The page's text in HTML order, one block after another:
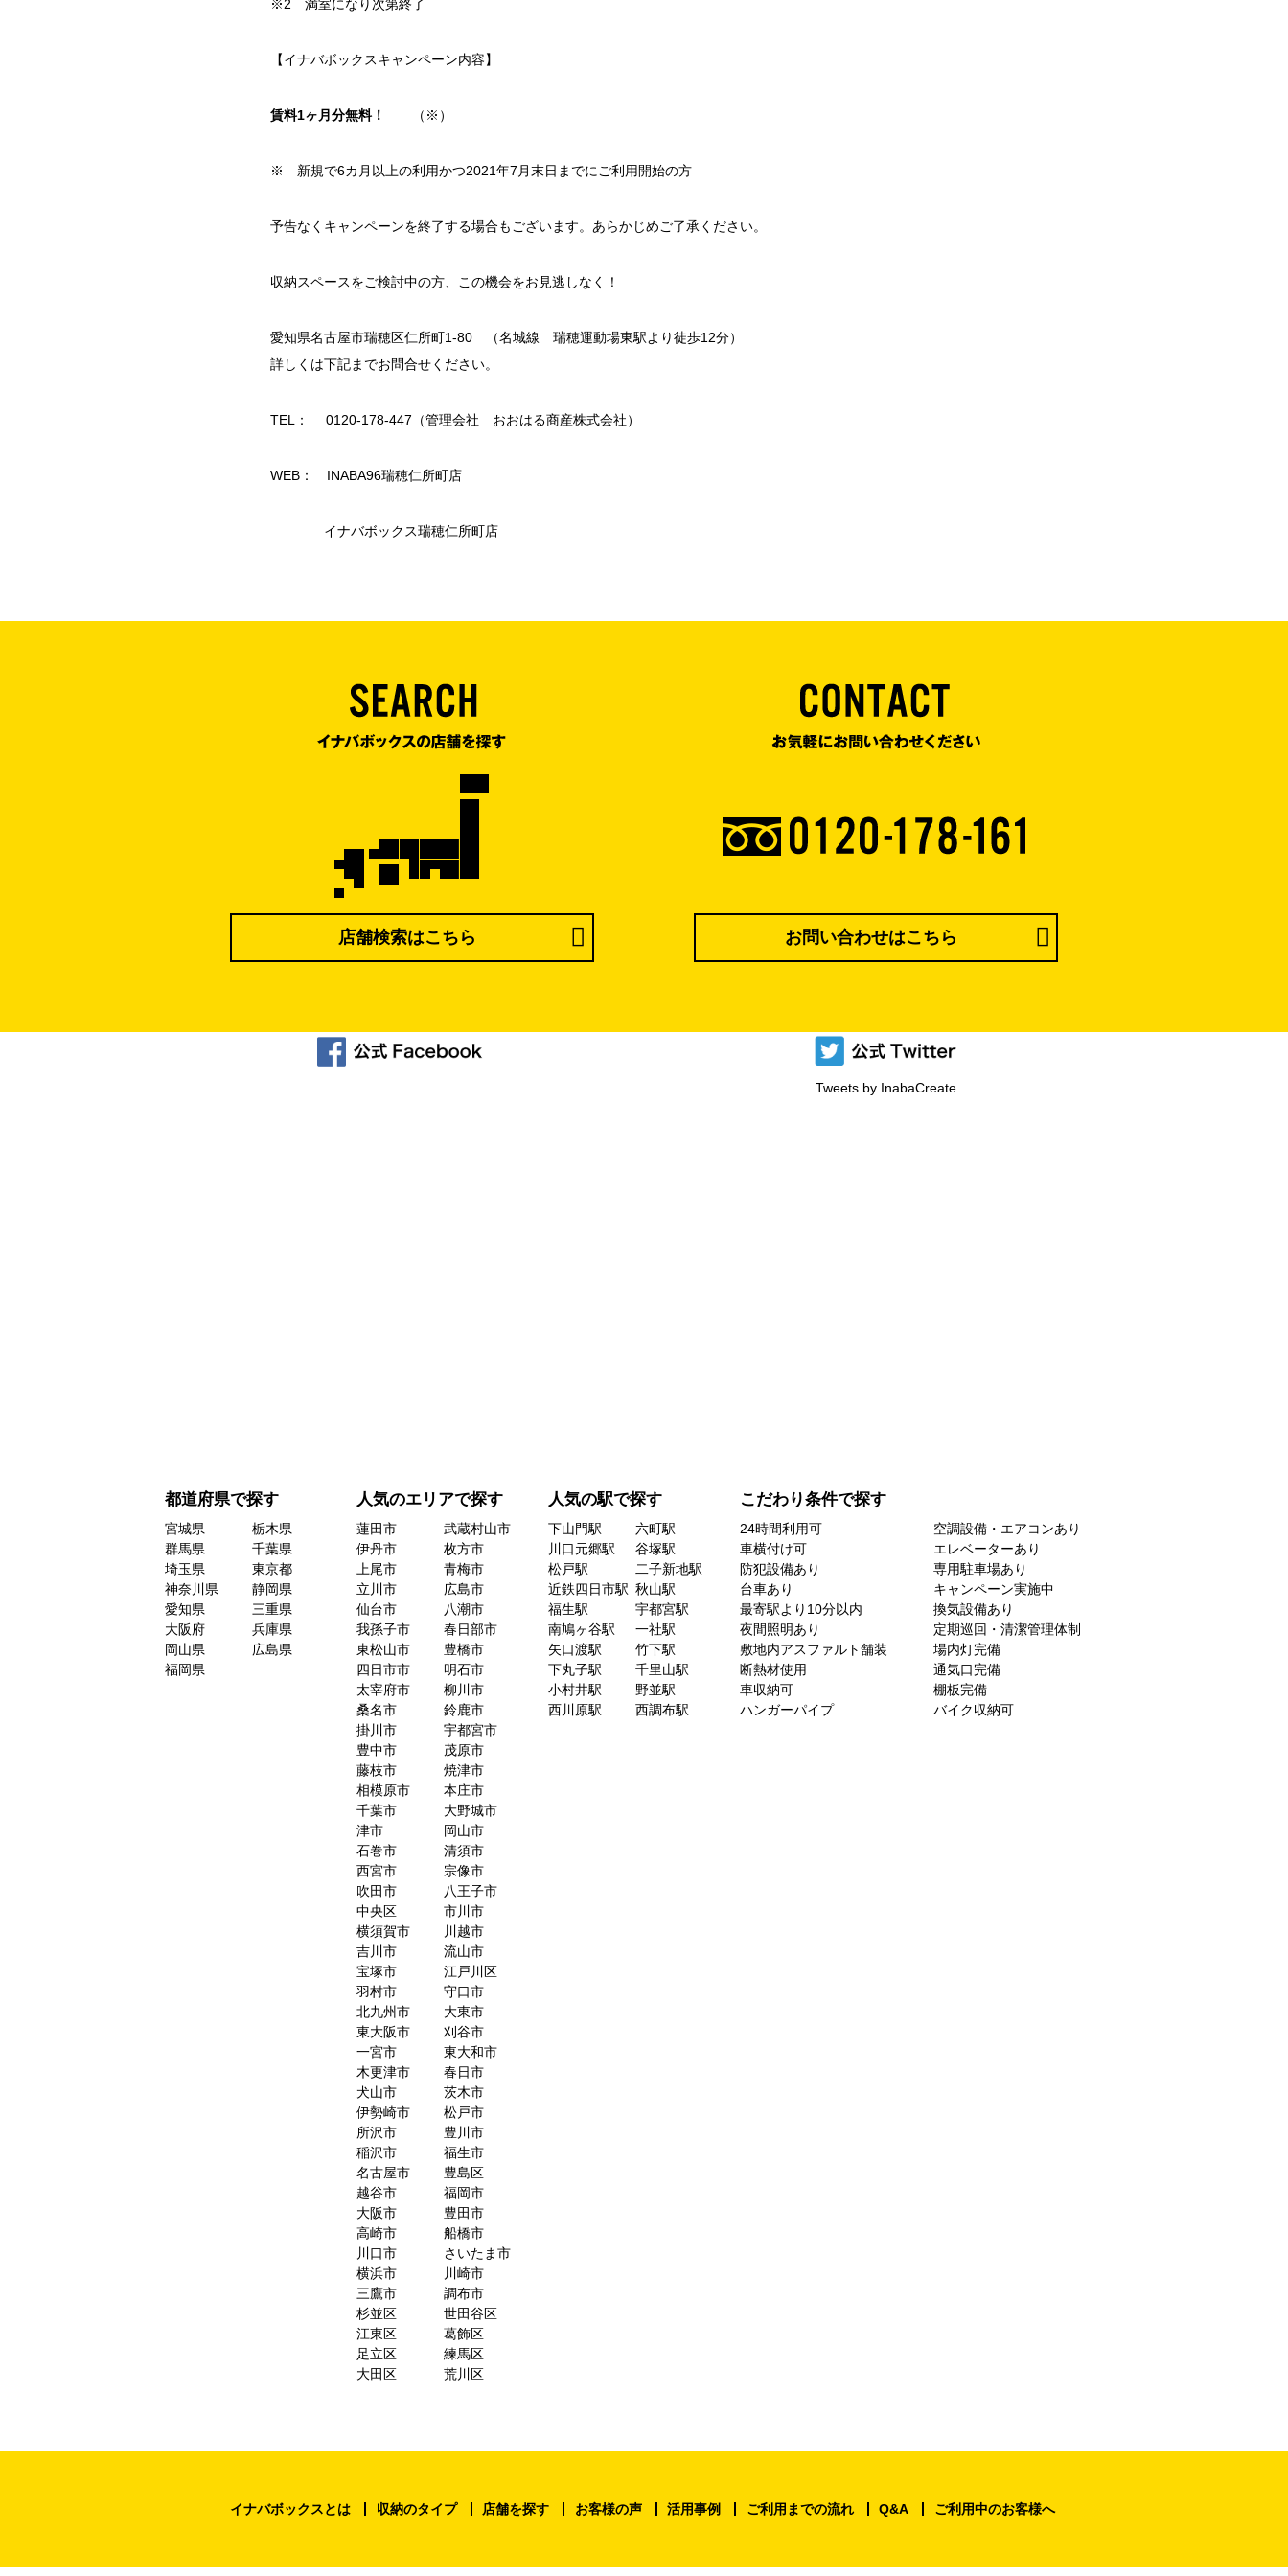
※2 満室になり次第終了
【イナバボックスキャンペーン内容】
賃料1ヶ月分無料！ （※）
※ 新規で6カ月以上の利用かつ2021年7月末日までにご利用開始の方
予告なくキャンペーンを終了する場合もございます。あらかじめご了承ください。
収納スペースをご検討中の方、この機会をお見逃しなく！
愛知県名古屋市瑞穂区仁所町1-80 （名城線 瑞穂運動場東駅より徒歩12分）
詳しくは下記までお問合せください。
TEL： 0120-178-447（管理会社 おおはる商産株式会社）
WEB： INABA96瑞穂仁所町店
イナバボックス瑞穂仁所町店
店舗検索はこちら お問い合わせはこちら
Tweets by InabaCreate
都道府県で探す
宮城県
栃木県
群馬県
千葉県
埼玉県
東京都
神奈川県
静岡県
愛知県
三重県
大阪府
兵庫県
岡山県
広島県
福岡県
人気のエリアで探す
蓮田市
武蔵村山市
伊丹市
枚方市
上尾市
青梅市
立川市
広島市
仙台市
八潮市
我孫子市
春日部市
東松山市
豊橋市
四日市市
明石市
太宰府市
柳川市
桑名市
鈴鹿市
掛川市
宇都宮市
豊中市
茂原市
藤枝市
焼津市
相模原市
本庄市
千葉市
大野城市
津市
岡山市
石巻市
清須市
西宮市
宗像市
吹田市
八王子市
中央区
市川市
横須賀市
川越市
吉川市
流山市
宝塚市
江戸川区
羽村市
守口市
北九州市
大東市
東大阪市
刈谷市
一宮市
東大和市
木更津市
春日市
犬山市
茨木市
伊勢崎市
松戸市
所沢市
豊川市
稲沢市
福生市
名古屋市
豊島区
越谷市
福岡市
大阪市
豊田市
高崎市
船橋市
川口市
さいたま市
横浜市
川崎市
三鷹市
調布市
杉並区
世田谷区
江東区
葛飾区
足立区
練馬区
大田区
荒川区
人気の駅で探す
下山門駅
六町駅
川口元郷駅
谷塚駅
松戸駅
二子新地駅
近鉄四日市駅 秋山駅
福生駅
宇都宮駅
南鳩ヶ谷駅
一社駅
矢口渡駅
竹下駅
下丸子駅
千里山駅
小村井駅
野並駅
西川原駅
西調布駅
こだわり条件で探す
24時間利用可
空調設備・エアコンあり
車横付け可
エレベーターあり
防犯設備あり
専用駐車場あり
台車あり
キャンペーン実施中
最寄駅より10分以内
換気設備あり
夜間照明あり
定期巡回・清潔管理体制
敷地内アスファルト舗装
場内灯完備
断熱材使用
通気口完備
車収納可
棚板完備
ハンガーパイプ
バイク収納可
イナバボックスとは 収納のタイプ 店舗を探す お客様の声 活用事例 ご利用までの流れ Q&A ご利用中のお客様へ